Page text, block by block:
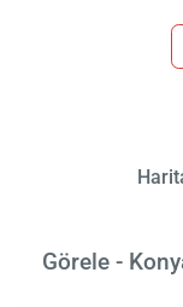
Görele -